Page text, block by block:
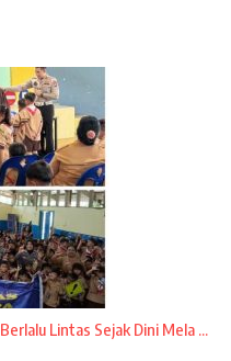
Lintas Sejak Dini Mela ...